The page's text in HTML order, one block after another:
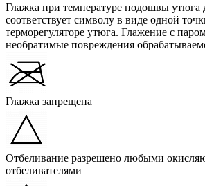
Глажка при температуре подошвы утюга
соответствует символу в виде одной
терморегуляторе утюга. Глажение с
необратимые повреждения
Глажка запрещена
Отбеливание разрешено любыми
отбеливателями